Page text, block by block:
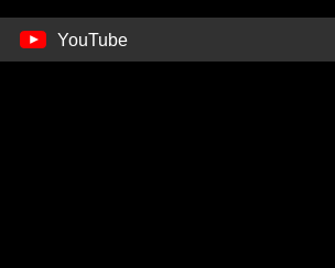
YouTube